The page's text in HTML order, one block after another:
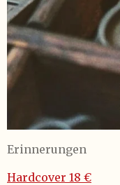
Erinnerungen
Hardcover 18 €